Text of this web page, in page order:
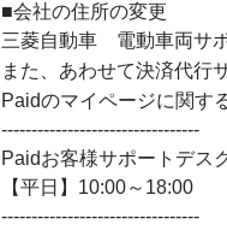
■会社の住所の変更
三菱自動車 電動車両サ
また、あわせて決済代行
Paidのマイページに関す
---------------------------------
Paidお客様サポートデス
【平日】10:00～18:00
---------------------------------